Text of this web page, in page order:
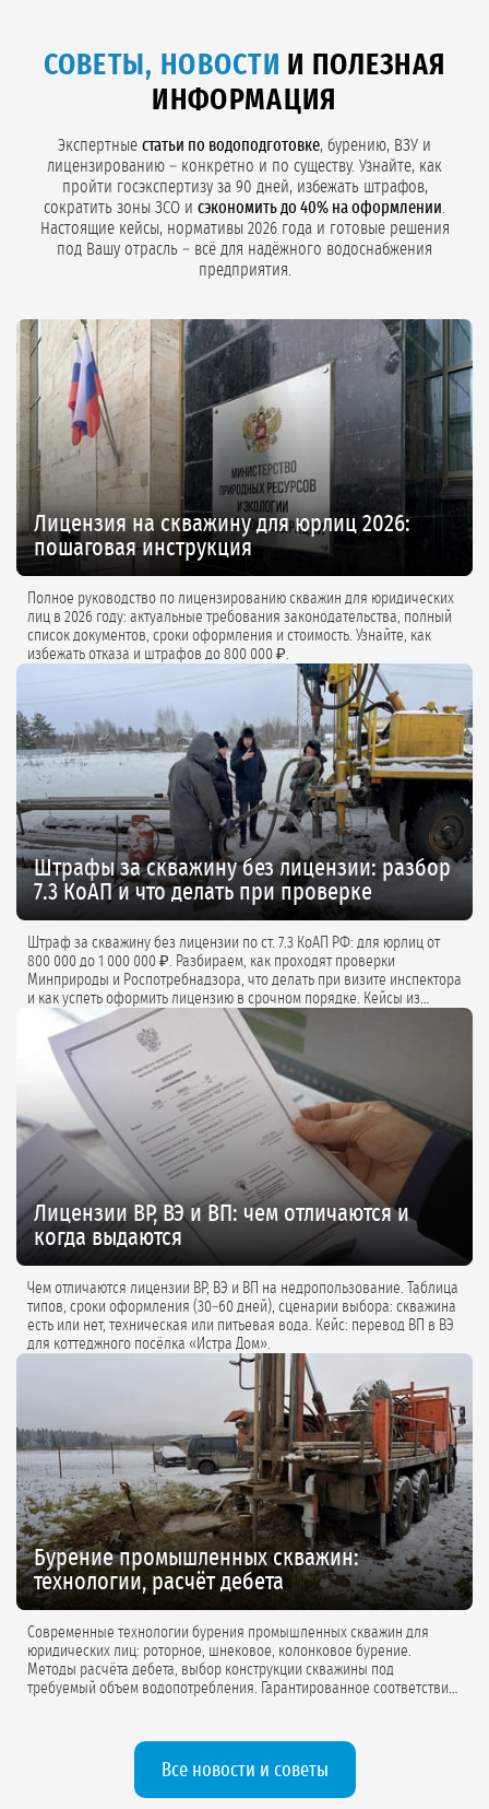
СОВЕТЫ, НОВОСТИ И ПОЛЕЗНАЯ
ИНФОРМАЦИЯ
Экспертные статьи по водоподготовке, бурению, ВЗУ и
лицензированию – конкретно и по существу. Узнайте, как
пройти госэкспертизу за 90 дней, избежать штрафов,
сократить зоны ЗСО и сэкономить до 40% на оформлении
Настоящие кейсы, нормативы 2026 года и готовые решения
под Вашу отрасль – всё для надёжного водоснабжения
предприятия.
Лицензия на скважину для юрлиц 2026:
пошаговая инструкция
Полное руководство по лицензированию скважин для юридических
лиц в 2026 году: актуальные требования законодательства, полный
список документов, сроки оформления и стоимость. Узнайте, как
избежать отказа и штрафов до 800 000 ₽.
Штрафы за скважину без лицензии: разбор
7.3 КоАП и что делать при проверке
Штраф за скважину без лицензии по ст. 7.3 КоАП РФ: для юрлиц от
800 000 до 1 000 000 ₽. Разбираем, как проходят проверки
Минприроды и Роспотребнадзора, что делать при визите инспектора
и как успеть оформить лицензию в срочном порядке. Кейсы из
практики и советы экспертов.
Лицензии ВР, ВЭ и ВП: чем отличаются и
когда выдаются
Чем отличаются лицензии ВР, ВЭ и ВП на недропользование. Таблица
типов, сроки оформления (30–60 дней), сценарии выбора: скважина
есть или нет, техническая или питьевая вода. Кейс: перевод ВП в ВЭ
для коттеджного посёлка «Истра Дом».
Бурение промышленных скважин:
технологии, расчёт дебета
Современные технологии бурения промышленных скважин для
юридических лиц: роторное, шнековое, колонковое бурение.
Методы расчёта дебета, выбор конструкции скважины под
требуемый объем водопотребления. Гарантированное соответствие
Все новости и советы